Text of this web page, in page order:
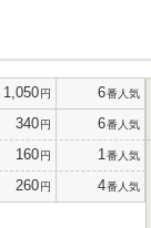
1,050円 6番人気
340円 6番人気
160円 1 番人気
260円 4番人気